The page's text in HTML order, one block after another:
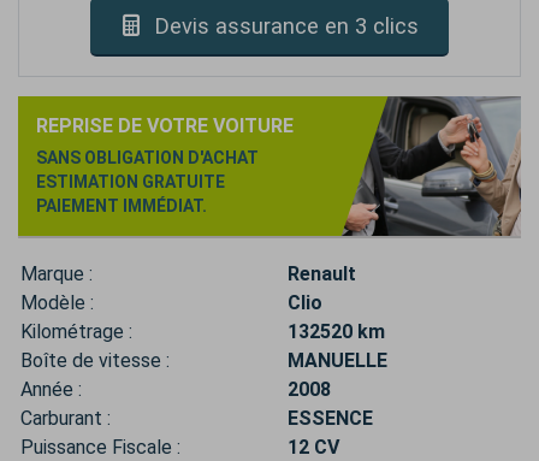
Devis assurance en 3 clics
REPRISE DE VOTRE VOITURE
SANS OBLIGATION D'ACHAT
ESTIMATION GRATUITE
PAIEMENT IMMÉDIAT.
Marque :
Renault
Modèle :
Clio
Kilométrage :
132520 km
Boîte de vitesse :
MANUELLE
Année :
2008
Carburant :
ESSENCE
Puissance Fiscale :
12 CV